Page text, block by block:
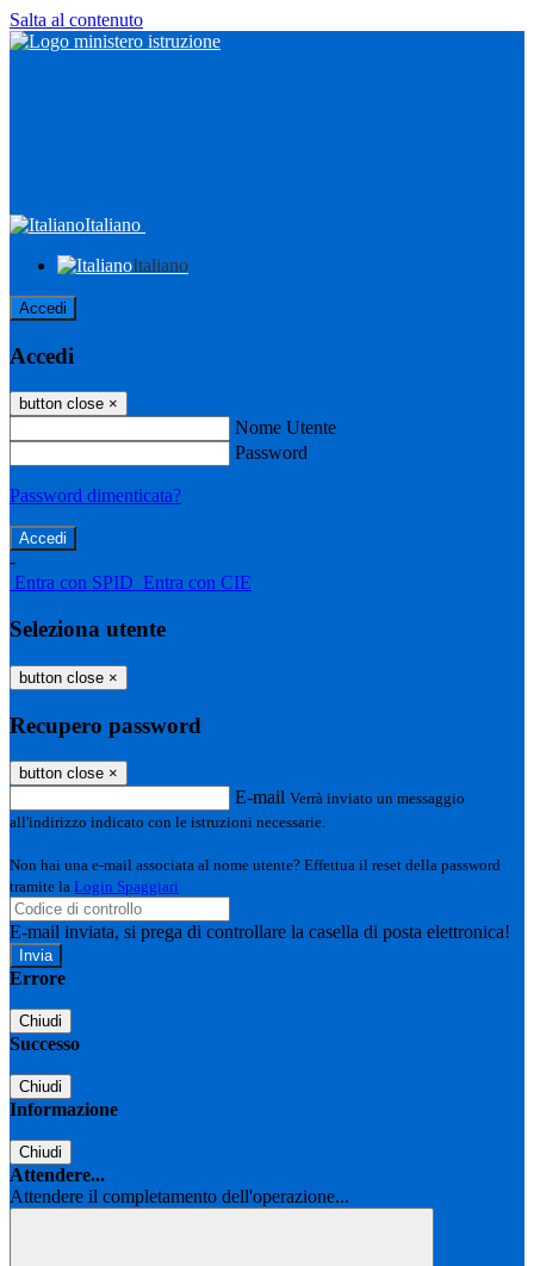
Salta al contenuto
Italiano
Italiano
Accedi
Accedi
button close ×
Nome Utente
Password
Password dimenticata?
-
Entra con SPID Entra con CIE
Seleziona utente
button close ×
Recupero password
button close ×
E-mail Verrà inviato un messaggio
all'indirizzo indicato con le istruzioni necessarie.
Non hai una e-mail associata al nome utente? Effettua il reset della password
tramite la Login Spaggiari
E-mail inviata, si prega di controllare la casella di posta elettronica!
Errore
Chiudi
Successo
Chiudi
Informazione
Chiudi
Attendere...
Attendere il completamento dell'operazione...